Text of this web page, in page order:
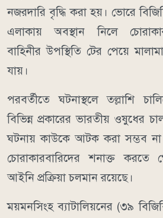
নজরদারি বৃদ্ধি করা হয়। ভোরে
এলাকায় অবস্থান নিলে
বাহিনীর উপস্থিতি টের পেয়ে
যায়।
পরবর্তীতে ঘটনাস্থলে তল্লাশি
বিভিন্ন প্রকারের ভারতীয় ওষুধের
ঘটনায় কাউকে আটক করা সম্ভব না
চোরাকারবারিদের শনাক্ত
আইনি প্রক্রিয়া চলমান রয়েছে।
ময়মনসিংহ ব্যাটালিয়নের (৩৯